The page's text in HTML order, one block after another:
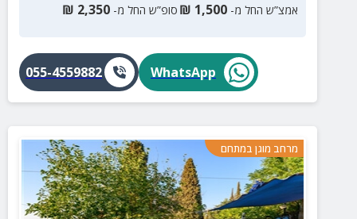
אמצ”ש החל מ- 1,500
₪ סופ”ש החל מ- 2,350
₪
WhatsApp
055-4559882
מרחב מוגן במתחם